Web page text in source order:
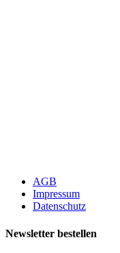
AGB
Impressum
Datenschutz
Newsletter bestellen